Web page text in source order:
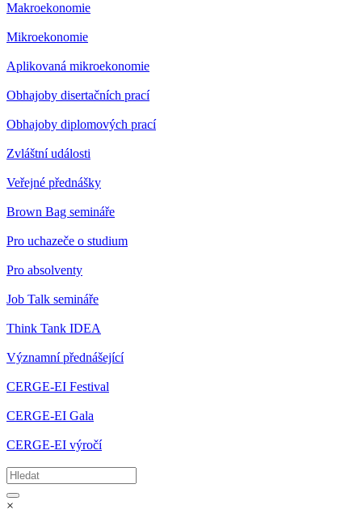
Makroekonomie
Mikroekonomie
Aplikovaná mikroekonomie
Obhajoby disertačních prací
Obhajoby diplomových prací
Zvláštní události
Veřejné přednášky
Brown Bag semináře
Pro uchazeče o studium
Pro absolventy
Job Talk semináře
Think Tank IDEA
Významní přednášející
CERGE-EI Festival
CERGE-EI Gala
CERGE-EI výročí
×